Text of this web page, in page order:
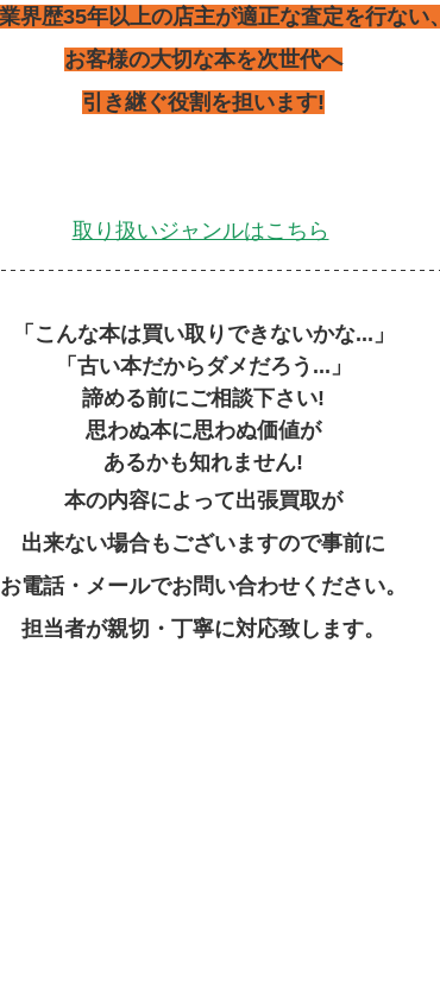
界歴35年以上の店主が適正な査定を行ない、
お客様の大切な本を次世代へ
引き継ぐ役割を担います!
取り扱いジャンルはこちら
「こんな本は買い取りできないかな...」
「古い本だからダメだろう...」
諦める前にご相談下さい!
思わぬ本に思わぬ価値が
あるかも知れません!
本の内容によって出張買取が
出来ない場合もございますので事前に
お電話・メールでお問い合わせください。
担当者が親切・丁寧に対応致します。